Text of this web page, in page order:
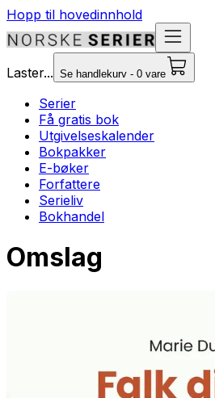
Hopp til hovedinnhold
Laster... Se handlekurv - 0 vare
Serier
Få gratis bok
Utgivelseskalender
Bokpakker
E-bøker
Forfattere
Serieliv
Bokhandel
Omslag